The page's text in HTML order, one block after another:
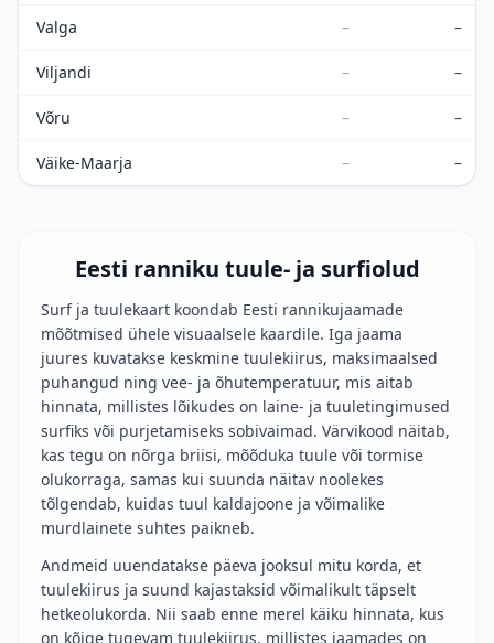
Valga – –
Viljandi – –
Võru – –
Väike-Maarja – –
Eesti ranniku tuule- ja surfiolud
Surf ja tuulekaart koondab Eesti rannikujaamade
mõõtmised ühele visuaalsele kaardile. Iga jaama
juures kuvatakse keskmine tuulekiirus, maksimaalsed
puhangud ning vee- ja õhutemperatuur, mis aitab
hinnata, millistes lõikudes on laine- ja tuuletingimused
surfiks või purjetamiseks sobivaimad. Värvikood näitab,
kas tegu on nõrga briisi, mõõduka tuule või tormise
olukorraga, samas kui suunda näitav noolekes
tõlgendab, kuidas tuul kaldajoone ja võimalike
murdlainete suhtes paikneb.
Andmeid uuendatakse päeva jooksul mitu korda, et
tuulekiirus ja suund kajastaksid võimalikult täpselt
hetkeolukorda. Nii saab enne merel käiku hinnata, kus
on kõige tugevam tuulekiirus, millistes jaamades on